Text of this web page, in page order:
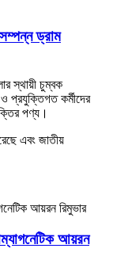
ড্রাম
স্থায়ী চুম্বক
ও প্রযুক্তিগত কর্মীদের
পণ্য।
এবং জাতীয়
আয়রন